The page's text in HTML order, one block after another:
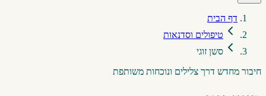
דף הבית
טיפולים וסדנאות
סשן זוגי
חיבור מחדש דרך צלילים ונוכחות משותפת